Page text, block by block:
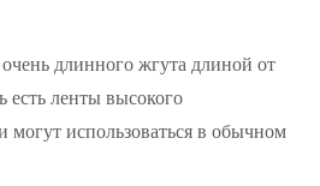
длинного жгута длиной от
есть ленты высокого
использоваться в обычном